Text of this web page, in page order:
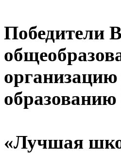
Победители
«Лучшая